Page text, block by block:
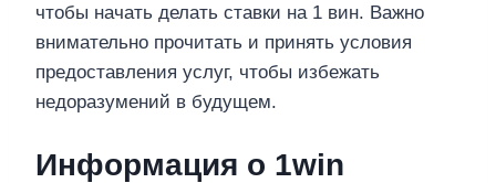
чтобы начать делать ставки на 1 вин. Важно
внимательно прочитать и принять условия
предоставления услуг, чтобы избежать
недоразумений в будущем.
Информация о 1win